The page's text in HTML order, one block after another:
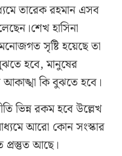
তারেক রহমান এসব
হাসিনা
সৃষ্টি হয়েছে তা
হবে, মানুষের
কি বুঝতে হবে।
ভিন্ন রকম হবে উল্লেখ
আরো কোন সংস্কার
প্রস্তুত আছে।